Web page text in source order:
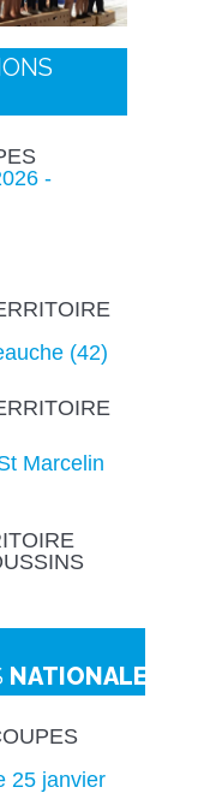
-
(42)
Marcelin
NATIONALES
25 janvier